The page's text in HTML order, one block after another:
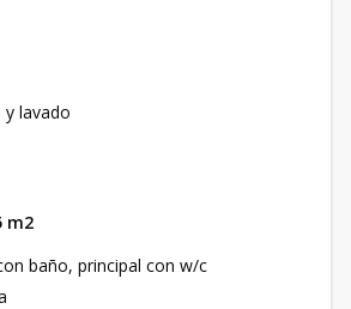
y lavado
m2
baño, principal con w/c